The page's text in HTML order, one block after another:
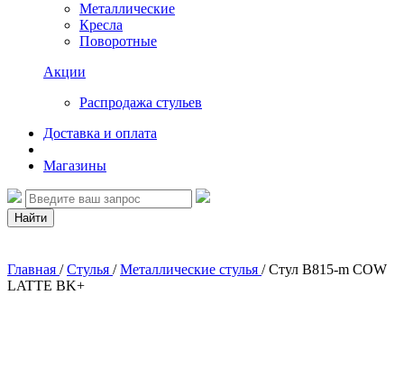
Металлические
Кресла
Поворотные
Акции
Распродажа стульев
Доставка и оплата
Магазины
Найти
Главная / Стулья / Металлические стулья / Стул B815-m COW
LATTE BK+